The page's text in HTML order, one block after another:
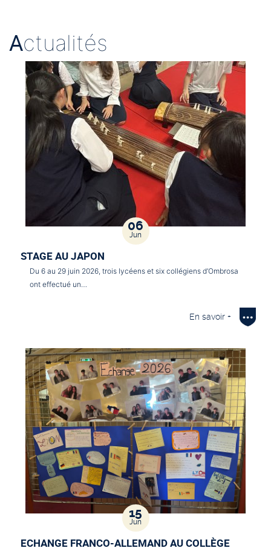
Actualités
06
Jun
STAGE AU JAPON
Du 6 au 29 juin 2026, trois lycéens et six collégiens d’Ombrosa
ont effectué un…
En savoir +
15
Jun
ECHANGE FRANCO-ALLEMAND AU COLLÈGE